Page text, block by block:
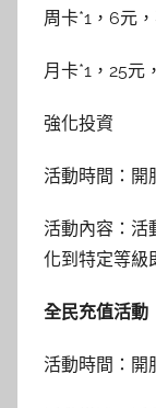
周卡*1，6元
月卡*1，25元
強化投資
活動時間：開
活動內容：活
化到特定等級
全民充值活動
活動時間：開